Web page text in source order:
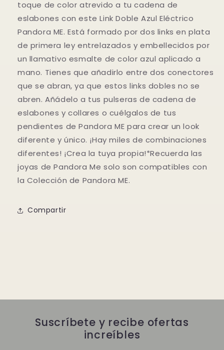
toque de color atrevido a tu cadena de
eslabones con este Link Doble Azul Eléctrico
Pandora ME. Está formado por dos links en plata
de primera ley entrelazados y embellecidos por
un llamativo esmalte de color azul aplicado a
mano. Tienes que añadirlo entre dos conectores
que se abran, ya que estos links dobles no se
abren. Añádelo a tus pulseras de cadena de
eslabones y collares o cuélgalos de tus
pendientes de Pandora ME para crear un look
diferente y único. ¡Hay miles de combinaciones
diferentes! ¡Crea la tuya propia!*Recuerda las
joyas de Pandora Me solo son compatibles con
la Colección de Pandora ME.
Compartir
Suscríbete y recibe ofertas
increíbles